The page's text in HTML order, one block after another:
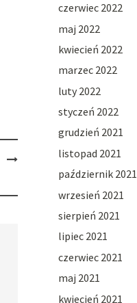
czerwiec 2022
maj 2022
kwiecień 2022
marzec 2022
luty 2022
styczeń 2022
grudzień 2021
listopad 2021
październik 2021
wrzesień 2021
sierpień 2021
lipiec 2021
czerwiec 2021
maj 2021
kwiecień 2021